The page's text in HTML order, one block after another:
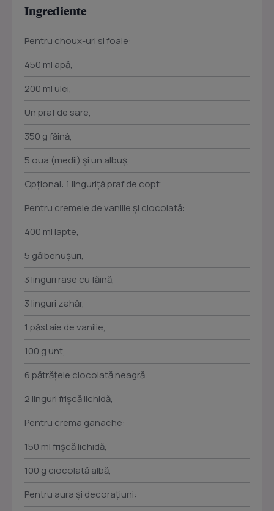
Ingrediente
Pentru choux-uri si foaie:
450 ml apă,
200 ml ulei,
Un praf de sare,
350 g făină,
5 oua (medii) şi un albuş,
Opţional: 1 linguriţă praf de copt;
Pentru cremele de vanilie şi ciocolată:
400 ml lapte,
5 gălbenuşuri,
3 linguri rase cu făină,
3 linguri zahăr,
1 păstaie de vanilie,
100 g unt,
6 pătrăţele ciocolată neagră,
2 linguri frişcă lichidă,
Pentru crema ganache:
150 ml frişcă lichidă,
100 g ciocolată albă,
Pentru aura şi decoraţiuni: